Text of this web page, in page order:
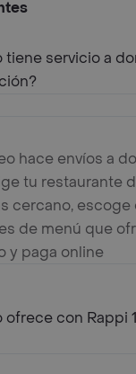
tiene servicio a
hace envíos a
tu restaurante
cercano, escoge
de menú que
y paga online
ofrece con Rappi